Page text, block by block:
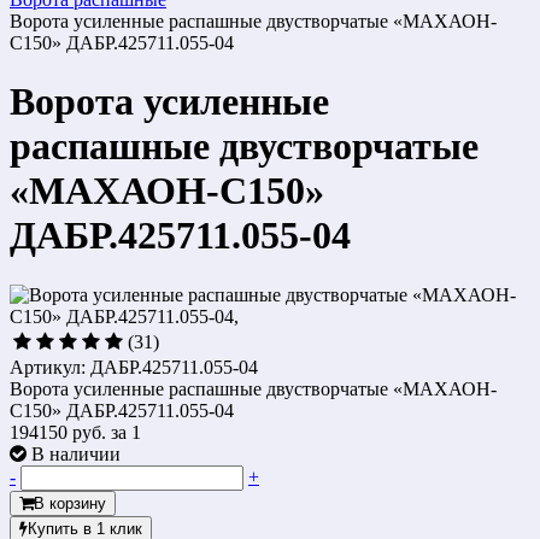
Ворота усиленные распашные двустворчатые «МАХАОН-
С150» ДАБР.425711.055-04
Ворота усиленные
распашные двустворчатые
«МАХАОН-С150»
ДАБР.425711.055-04
(31)
Артикул: ДАБР.425711.055-04
Ворота усиленные распашные двустворчатые «МАХАОН-
С150» ДАБР.425711.055-04
194150 руб. за 1
В наличии
-
+
В корзину
Купить в 1 клик